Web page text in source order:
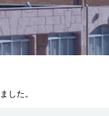
した。